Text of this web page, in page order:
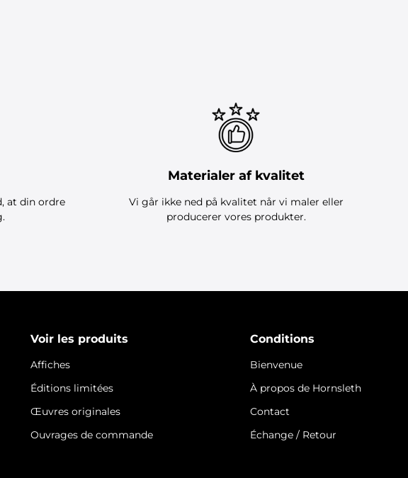
at din ordre
Materialer af kvalitet
Vi går ikke ned på kvalitet når vi maler eller
producerer vores produkter.
Voir les produits
Affiches
Éditions limitées
Œuvres originales
Ouvrages de commande
Conditions
Bienvenue
À propos de Hornsleth
Contact
Échange / Retour